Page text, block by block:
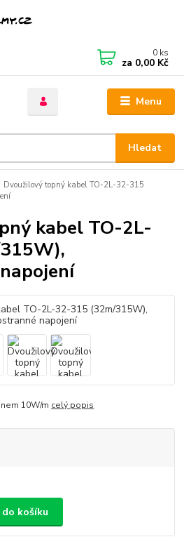
Menu
Hledat
0 ks
za 0,00 Kč
Dvoužilový topný kabel TO-2L-32-315
kabel TO-2L-
10W/m celý popis
košíku